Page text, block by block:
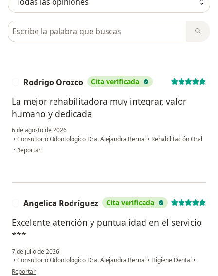
Busca en opiniones
Rodrigo Orozco Cita verificada
La mejor rehabilitadora muy integrar, valor
humano y dedicada
6 de agosto de 2026
• Consultorio Odontologico Dra. Alejandra Bernal • Rehabilitación Oral
• en opinión del usuario Rodrigo Orozco
Reportar
Angelica Rodríguez Cita verificada
Excelente atención y puntualidad en el servicio
***
7 de julio de 2026
• Consultorio Odontologico Dra. Alejandra Bernal • Higiene Dental •
en opinión del usuario Angelica Rodríguez
Reportar